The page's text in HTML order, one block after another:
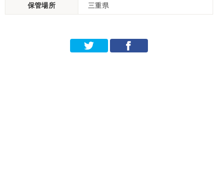
保管場所 三重県